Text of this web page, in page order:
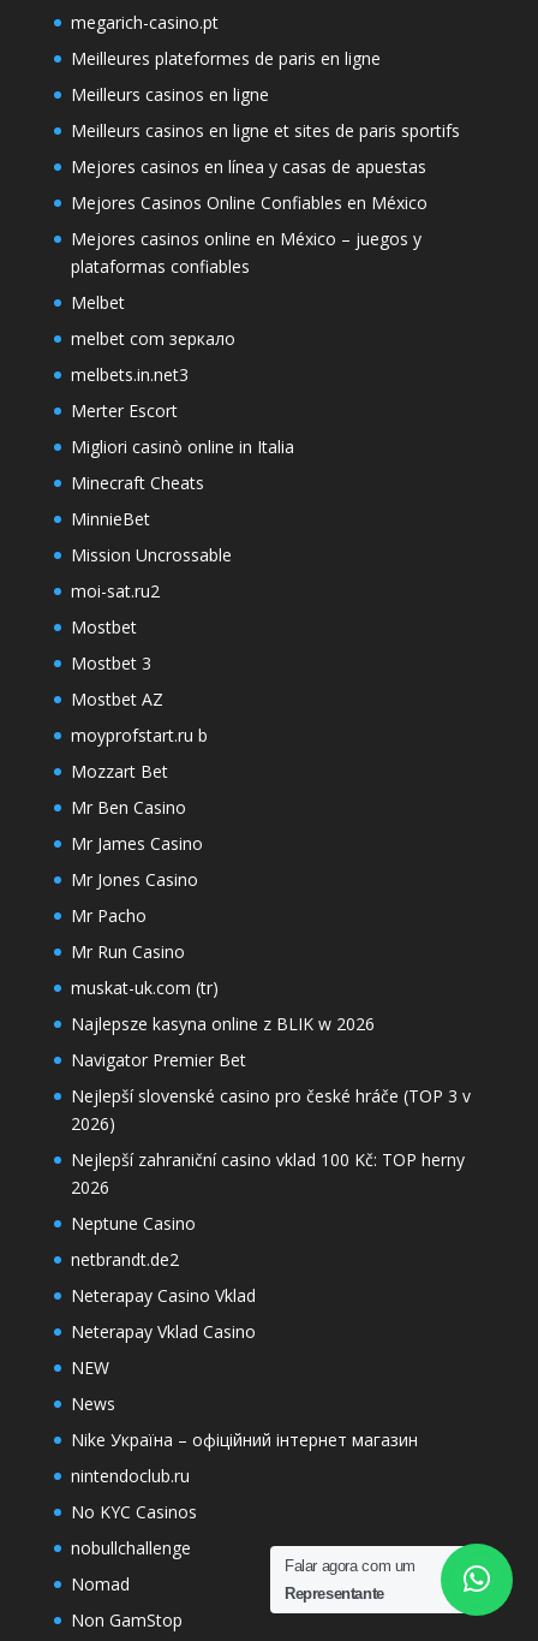
Falar agora com um
Representante
megarich-casino.pt
Meilleures plateformes de paris en ligne
Meilleurs casinos en ligne
Meilleurs casinos en ligne et sites de paris sportifs
Mejores casinos en línea y casas de apuestas
Mejores Casinos Online Confiables en México
Mejores casinos online en México – juegos y
plataformas confiables
Melbet
melbet com зеркало
melbets.in.net3
Merter Escort
Migliori casinò online in Italia
Minecraft Cheats
MinnieBet
Mission Uncrossable
moi-sat.ru2
Mostbet
Mostbet 3
Mostbet AZ
moyprofstart.ru b
Mozzart Bet
Mr Ben Casino
Mr James Casino
Mr Jones Casino
Mr Pacho
Mr Run Casino
muskat-uk.com (tr)
Najlepsze kasyna online z BLIK w 2026
Navigator Premier Bet
Nejlepší slovenské casino pro české hráče (TOP 3 v
2026)
Nejlepší zahraniční casino vklad 100 Kč: TOP herny
2026
Neptune Casino
netbrandt.de2
Neterapay Casino Vklad
Neterapay Vklad Casino
NEW
News
Nike Україна – офіційний інтернет магазин
nintendoclub.ru
No KYC Casinos
nobullchallenge
Nomad
Non GamStop